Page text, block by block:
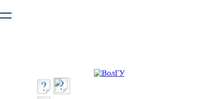
безопасную работу с сайтом. Пожалуйста